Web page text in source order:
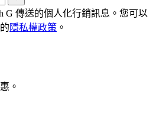
G 傳送的個人化行銷訊息。您可以
隱私權政策 。
。